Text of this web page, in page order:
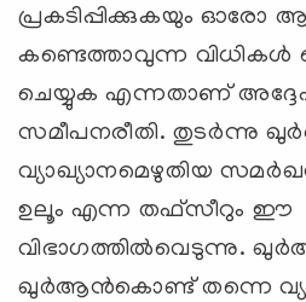
പ്രകടിപ്പിക്കുകയും ഓരോ
കണ്ടെത്താവുന്ന വിധികള്‍
ചെയ്യുക എന്നതാണ്‌
സമീപനരീതി. തുടര്‍ന്നു
വ്യാഖ്യാനമെഴുതിയ
ഉലൂം എന്ന തഫ്‌സീറും ഈ
വിഭാഗത്തില്‍വെടുന്നു.
ഖുര്‍ആന്‍കൊണ്ട്‌ തന്നെ